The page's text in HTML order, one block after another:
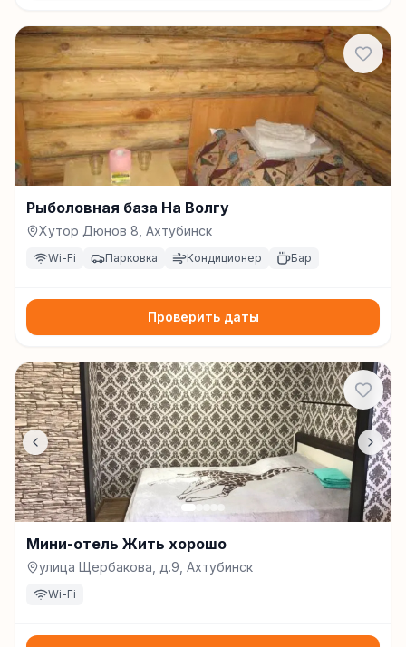
Рыболовная база На Волгу
Хутор Дюнов 8, Ахтубинск
Wi-Fi Парковка Кондиционер Бар
Проверить даты
Мини-отель Жить хорошо
улица Щербакова, д.9, Ахтубинск
Wi-Fi